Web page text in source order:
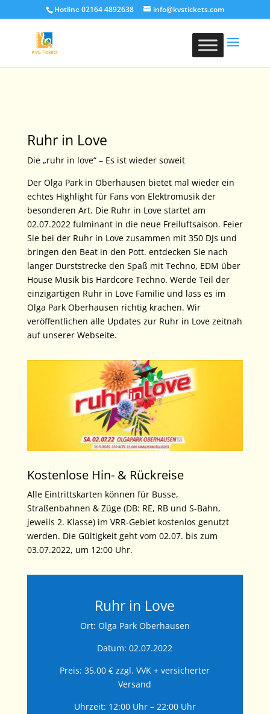
Hotline 02164 4892638 info@kvstickets.com
Ruhr in Love
Die „ruhr in love“ – Es ist wieder soweit
Der Olga Park in Oberhausen bietet mal wieder ein
echtes Highlight für Fans von Elektromusik der
besonderen Art. Die Ruhr in Love startet am
02.07.2022 fulminant in die neue Freiluftsaison. Feier
Sie bei der Ruhr in Love zusammen mit 350 DJs und
bringen den Beat in den Pott. entdecken Sie nach
langer Durststrecke den Spaß mit Techno, EDM über
House Musik bis Hardcore Techno. Werde Teil der
einzigartigen Ruhr in Love Familie und lass es im
Olga Park Oberhausen richtig krachen. Wir
veröffentlichen alle Updates zur Ruhr in Love zeitnah
auf unserer Webseite.
Kostenlose Hin- & Rückreise
Alle Eintrittskarten können für Busse,
Straßenbahnen & Züge (DB: RE, RB und S-Bahn,
jeweils 2. Klasse) im VRR-Gebiet kostenlos genutzt
werden. Die Gültigkeit geht vom 02.07. bis zum
03.07.2022, um 12:00 Uhr.
Ruhr in Love
Ort: Olga Park Oberhausen
Datum: 02.07.2022
Preis: 35,00 € zzgl. VVK + versicherter
Versand
Uhrzeit: 12:00 Uhr – 22:00 Uhr